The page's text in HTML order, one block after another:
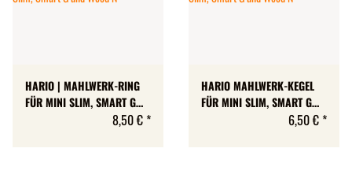
HARIO | MAHLWERK-RING
FÜR MINI SLIM, SMART G
8,50 € *
HARIO MAHLWERK-KEGEL
FÜR MINI SLIM, SMART G
6,50 € *